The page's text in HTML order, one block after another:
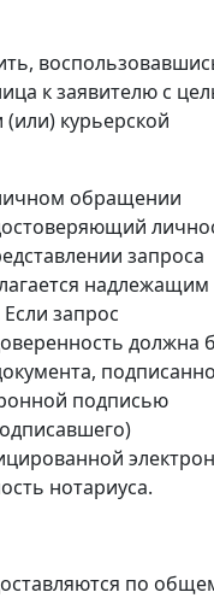
к заявителю с
курьерской
обращении
запроса
надлежащим
запрос
должна
подписью
нотариуса.
по